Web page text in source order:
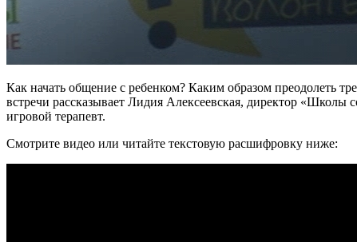
Как начать общение с ребенком? Каким образом преодолеть
встречи рассказывает Лидия Алексеевская, директор «Школы
игровой терапевт.
Смотрите видео или читайте текстовую расшифровку ниже: